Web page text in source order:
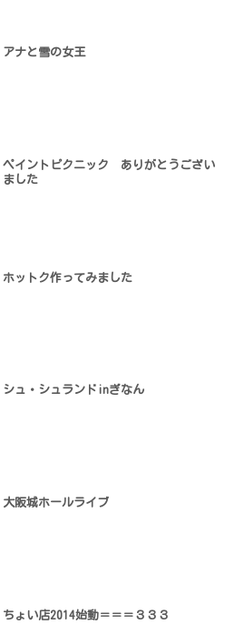
アナと雪の女王
ペイントピクニック ありがとうござい
ました
ホットク作ってみました
シュ・シュランドinぎなん
大阪城ホールライブ
ちょい店2014始動＝＝＝３３３